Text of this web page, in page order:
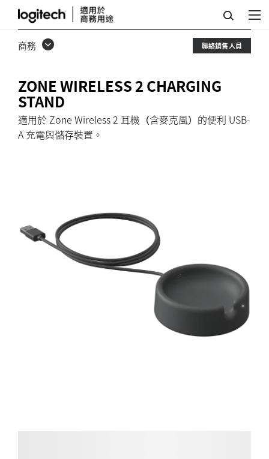
ZONE
WIRELESS
充
電
立
架
商務 聯絡銷售人員
ZONE WIRELESS 2 CHARGING
STAND
適用於 Zone Wireless 2 耳機（含麥克風）的便利 USB-
A 充電與儲存裝置。